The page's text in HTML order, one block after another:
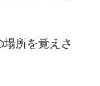
所を覚えさ